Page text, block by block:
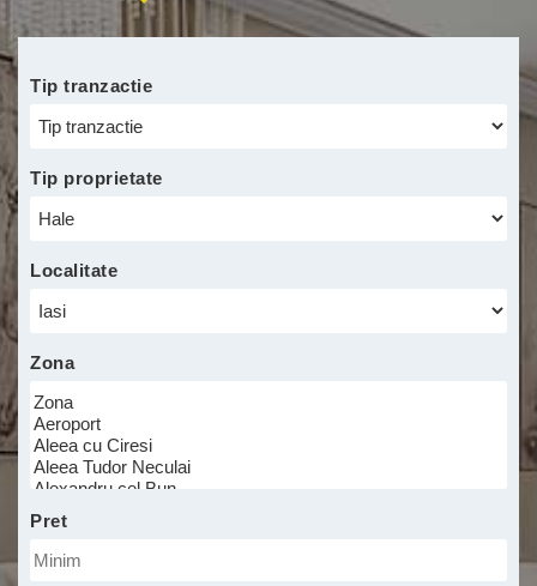
Tip tranzactie
Tip proprietate
Localitate
Zona
Pretminim
Pret